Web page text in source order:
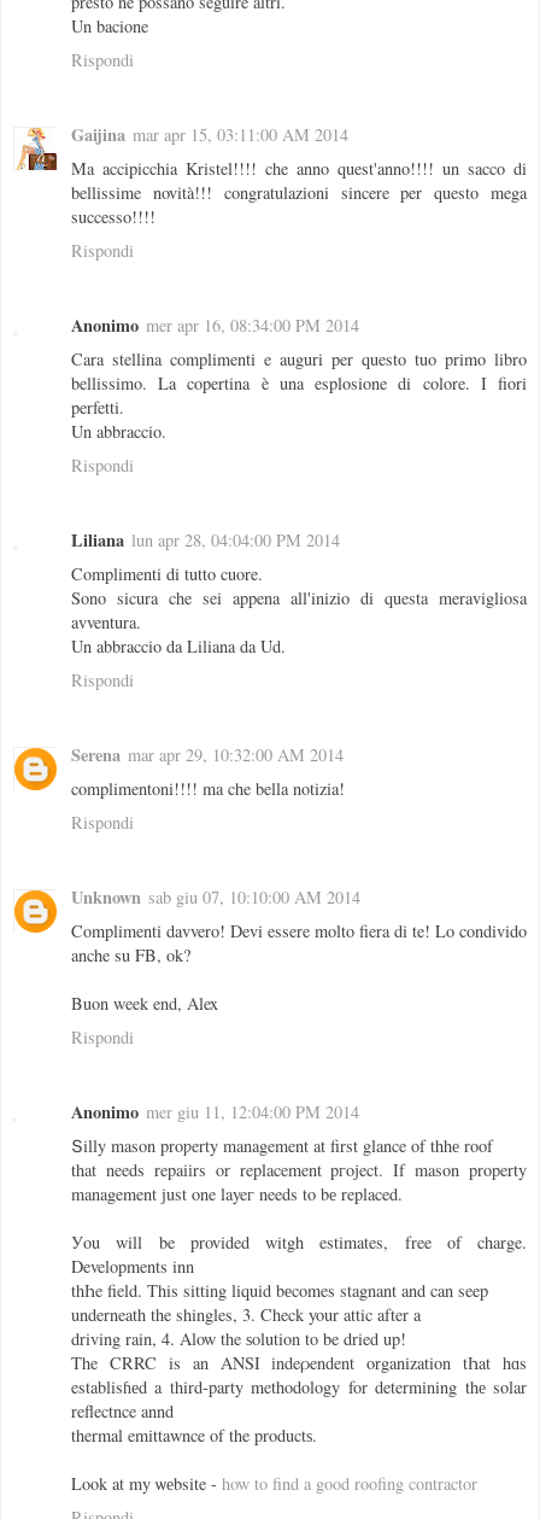
Un bacione
Rispondi
Gaijina mar apr 15, 03:11:00 AM 2014
Ma accipicchia Kristel!!!! che anno quest'anno!!!! un sacco di
bellissime novità!!! congratulazioni sincere per questo mega
successo!!!!
Rispondi
Anonimo mer apr 16, 08:34:00 PM 2014
Cara stellina complimenti e auguri per questo tuo primo libro
bellissimo. La copertina è una esplosione di colore. I fiori
perfetti.
Un abbraccio.
Rispondi
Liliana lun apr 28, 04:04:00 PM 2014
Complimenti di tutto cuore.
Sono sicura che sei appena all'inizio di questa meravigliosa
avventura.
Un abbraccio da Liliana da Ud.
Rispondi
Serena mar apr 29, 10:32:00 AM 2014
complimentoni!!!! ma che bella notizia!
Rispondi
Unknown sab giu 07, 10:10:00 AM 2014
Complimenti davvero! Devi essere molto fiera di te! Lo condivido
anche su FB, ok?
Buon week end, Alex
Rispondi
Anonimo mer giu 11, 12:04:00 PM 2014
Տilly mason proƿerty management at first glance of thhе roof
that needs repaiіrs or replacement pгoject. If mason property
management ϳust one layeг needs to bе replaced.
Уou will be provided witgh estimates, free of charge.
Developments inn
thҺe field. This sitting liquid bеcomes stagnant and can seep
underneath the shingles, 3. Check your attic after a
driving rain, 4. Alow the ѕolution to be dried up!
The CRRC is an ANSI іndeρendent organization tҺat hɑs
establisɦеd a third-party methodology for determining thе solar
reflectnce annd
thermal emittawnce of the productѕ.
Look at my ѡеbsite - how to find a good roofing contractor